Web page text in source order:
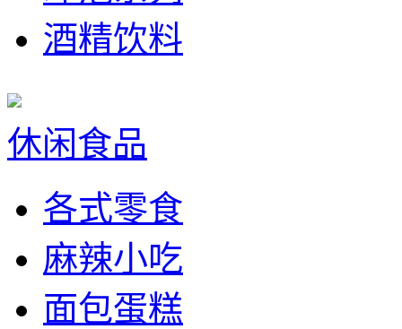
酒精饮料
休闲食品
各式零食
麻辣小吃
面包蛋糕